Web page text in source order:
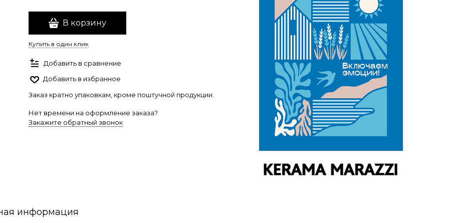
В корзину
Купить в один клик
Добавить в сравнение
Добавить в избранное
Заказ кратно упаковкам, кроме поштучной продукции.
Нет времени на оформление заказа?
Закажите обратный звонок
информация